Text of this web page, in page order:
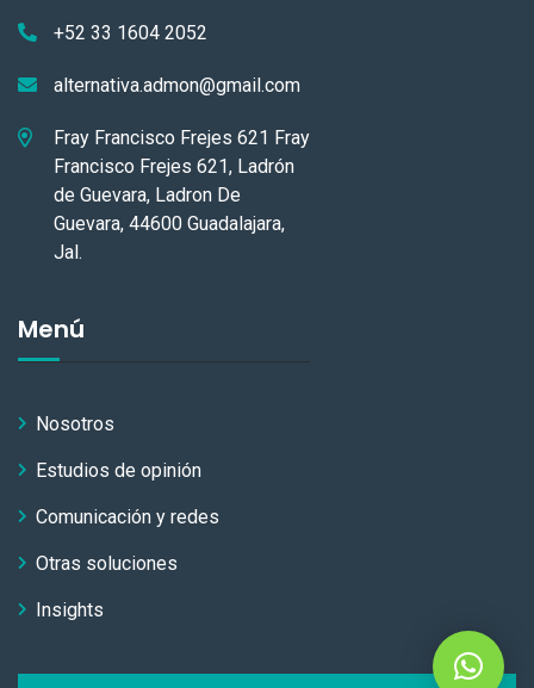
+52 33 1604 2052
alternativa.admon@gmail.com
Fray Francisco Frejes 621 Fray
Francisco Frejes 621, Ladrón
de Guevara, Ladron De
Guevara, 44600 Guadalajara,
Jal.
Menú
Nosotros
Estudios de opinión
Comunicación y redes
Otras soluciones
Insights